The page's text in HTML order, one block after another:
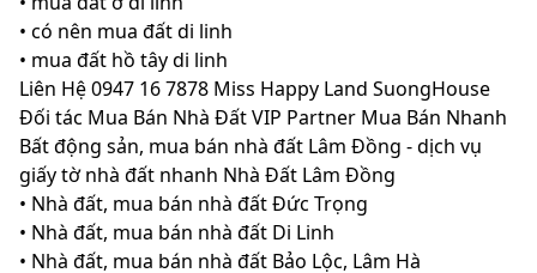
• có nên mua đất di linh
• mua đất hồ tây di linh
Liên Hệ 0947 16 7878 Miss Happy Land SuongHouse
Đối tác Mua Bán Nhà Đất VIP Partner Mua Bán Nhanh
Bất động sản, mua bán nhà đất Lâm Đồng - dịch vụ
giấy tờ nhà đất nhanh Nhà Đất Lâm Đồng
• Nhà đất, mua bán nhà đất Đức Trọng
• Nhà đất, mua bán nhà đất Di Linh
• Nhà đất, mua bán nhà đất Bảo Lộc, Lâm Hà